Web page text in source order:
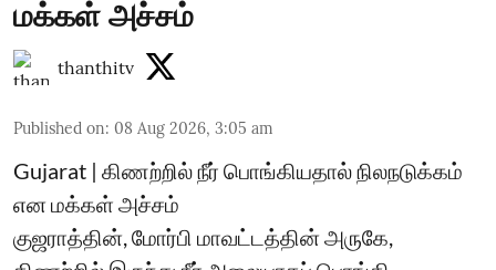
மக்கள் அச்சம்
thanthitv
Published on: 08 Aug 2026, 3:05 am
Gujarat | கிணற்றில் நீர் பொங்கியதால் நிலநடுக்கம்
என மக்கள் அச்சம்
குஜராத்தின், மோர்பி மாவட்டத்தின் அருகே,